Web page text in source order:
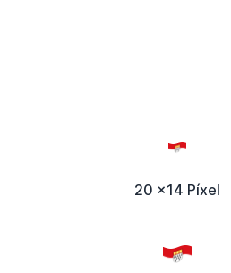
20 x14 Píxel